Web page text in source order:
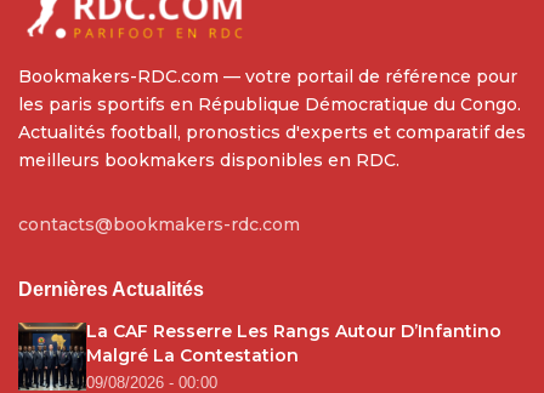
Bookmakers-RDC.com — votre portail de référence pour
les paris sportifs en République Démocratique du Congo.
Actualités football, pronostics d'experts et comparatif des
meilleurs bookmakers disponibles en RDC.
contacts@bookmakers-rdc.com
Dernières Actualités
La CAF Resserre Les Rangs Autour D’Infantino
Malgré La Contestation
09/08/2026 - 00:00